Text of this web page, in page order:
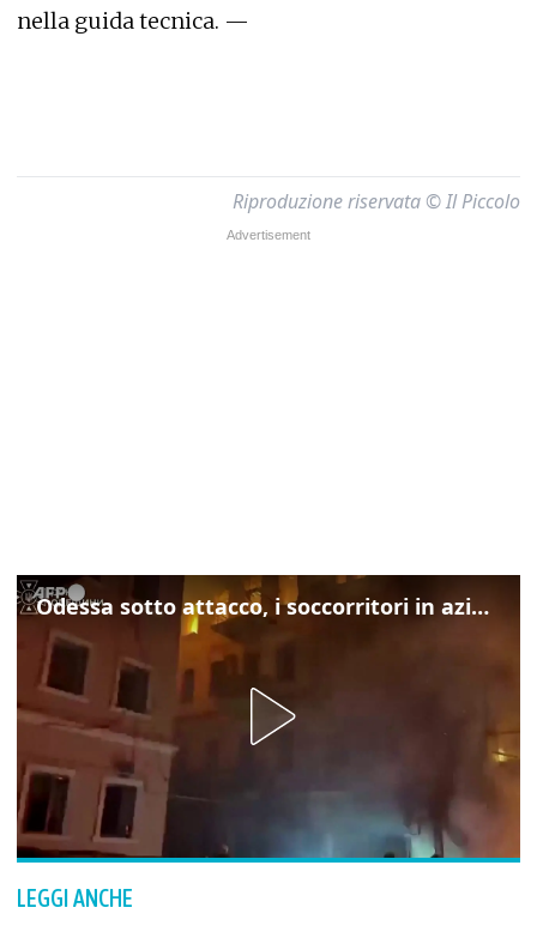
nella guida tecnica. —
Riproduzione riservata © Il Piccolo
Odessa sotto attacco, i soccorritori in azione
LEGGI ANCHE